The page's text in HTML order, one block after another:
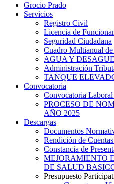
Grocio Prado
Servicios
Registro Civil
Licencia de
Seguridad Ciudadana
Cuadro Multianual de
AGUA Y
Administración
TANQUE
Convocatoria
Convocatoria Laboral
PROCESO DE
AÑO 2025
Descargas
Documentos
Rendición de
Constancia de
MEJORAMIENTO
DE SALUD
Presupuesto